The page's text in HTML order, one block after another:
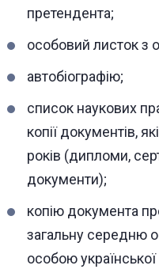
претендента;
особовий листок з
автобіографію;
список наукових
копії документів,
років (дипломи,
документи);
копію документа
загальну середню
особою